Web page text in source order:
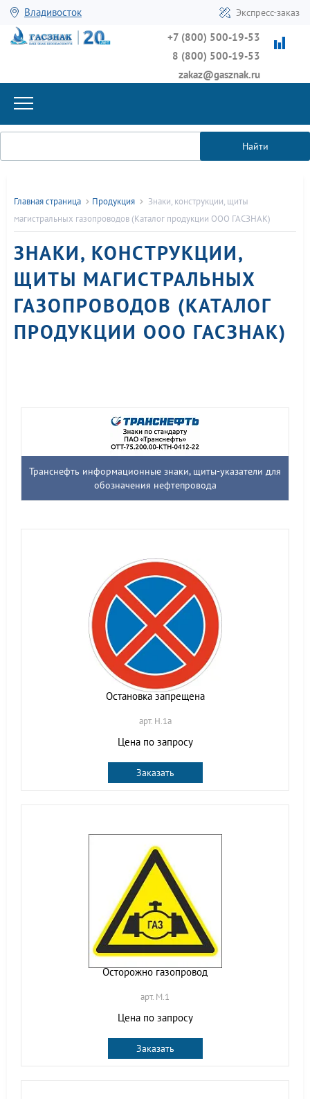
Владивосток Экспресс-заказ
+7 (800) 500-19-53
8 (800) 500-19-53
zakaz@gasznak.ru
Найти
Главная страница Продукция
Знаки, конструкции, щиты
магистральных газопроводов (Каталог продукции ООО ГАСЗНАК)
ЗНАКИ, КОНСТРУКЦИИ,
ЩИТЫ МАГИСТРАЛЬНЫХ
ГАЗОПРОВОДОВ (КАТАЛОГ
ПРОДУКЦИИ ООО ГАСЗНАК)
Транснефть информационные знаки, щиты-указатели для
обозначения нефтепровода
Остановка запрещена
арт. H.1a
Цена по запросу
Заказать
Осторожно газопровод
арт. M.1
Цена по запросу
Заказать